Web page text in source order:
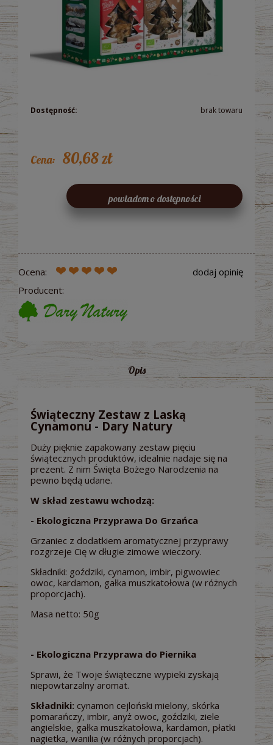
Dostępność: brak towaru
Cena: 80,68 zł
powiadom o dostępności
Ocena:
Producent:
dodaj opinię
Opis
Świąteczny Zestaw z Laską
Cynamonu - Dary Natury
Duży pięknie zapakowany zestaw pięciu
świątecznych produktów, idealnie nadaje się na
prezent. Z nim Święta Bożego Narodzenia na
pewno będą udane.
W skład zestawu wchodzą:
- Ekologiczna Przyprawa Do Grzańca
Grzaniec z dodatkiem aromatycznej przyprawy
rozgrzeje Cię w długie zimowe wieczory.
Składniki: goździki, cynamon, imbir, pigwowiec
owoc, kardamon, gałka muszkatołowa (w różnych
proporcjach).
Masa netto: 50g
- Ekologiczna Przyprawa do Piernika
Sprawi, że Twoje świąteczne wypieki zyskają
niepowtarzalny aromat.
Składniki: cynamon cejloński mielony, skórka
pomarańczy, imbir, anyż owoc, goździki, ziele
angielskie, gałka muszkatołowa, kardamon, płatki
nagietka, wanilia (w różnych proporcjach).